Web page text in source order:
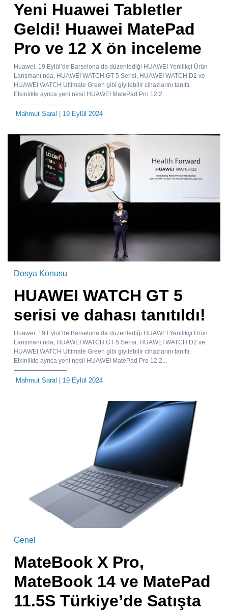
Yeni Huawei Tabletler
Geldi! Huawei MatePad
Pro ve 12 X ön inceleme
Huawei, 19 Eylül’de Barselona’da düzenlediği HUAWEI Yenilikçi Ürün
Lansmanı’nda, HUAWEI WATCH GT 5 Serisi, HUAWEI WATCH D2 ve
HUAWEI WATCH Ultimate Green gibi giyilebilir cihazlarını tanıttı.
Etkinlikte ayrıca yeni nesil HUAWEI MatePad Pro 12.2...
Mahmut Saral | 19 Eylül 2024
Dosya Konusu
HUAWEI WATCH GT 5
serisi ve dahası tanıtıldı!
Huawei, 19 Eylül’de Barselona’da düzenlediği HUAWEI Yenilikçi Ürün
Lansmanı’nda, HUAWEI WATCH GT 5 Serisi, HUAWEI WATCH D2 ve
HUAWEI WATCH Ultimate Green gibi giyilebilir cihazlarını tanıttı.
Etkinlikte ayrıca yeni nesil HUAWEI MatePad Pro 12.2...
Mahmut Saral | 19 Eylül 2024
Genel
MateBook X Pro,
MateBook 14 ve MatePad
11.5S Türkiye’de Satışta